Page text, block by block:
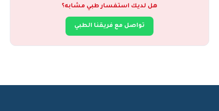
هل لديك استفسار طبي مشابه؟
تواصل مع فريقنا الطبي